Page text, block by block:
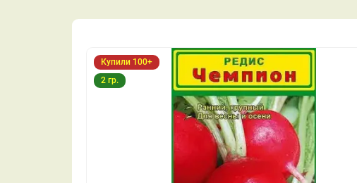
Купили 100+
2 гр.